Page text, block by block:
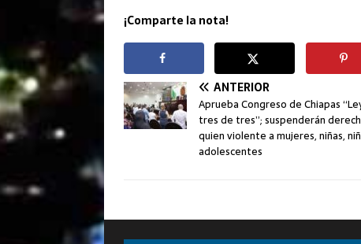
¡Comparte la nota!
ANTERIOR
Aprueba Congreso de Chiapas
tres de tres”; suspenderán
quien violente a mujeres, niñas,
adolescentes